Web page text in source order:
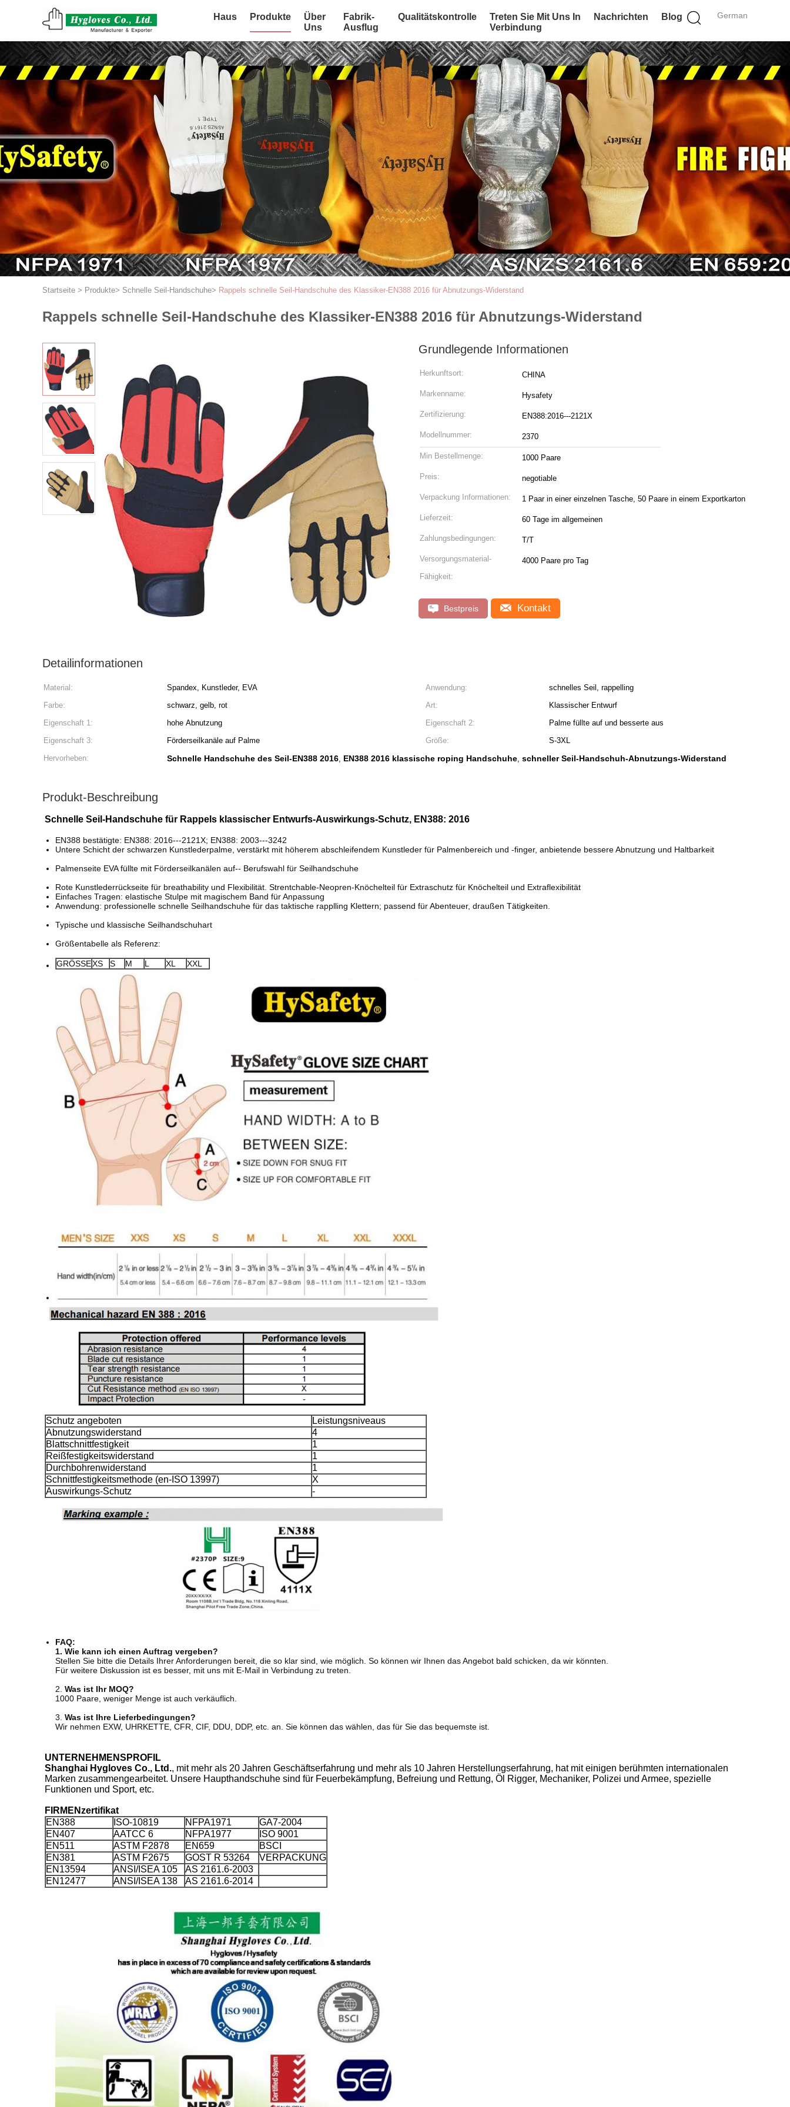
German
Haus Produkte
Über
Uns
Fabrik-
Ausflug
Qualitätskontrolle
Treten Sie Mit Uns In
Verbindung
Nachrichten Blog
Startseite > Produkte> Schnelle Seil-Handschuhe> Rappels schnelle Seil-Handschuhe des Klassiker-EN388 2016 für Abnutzungs-Widerstand
Rappels schnelle Seil-Handschuhe des Klassiker-EN388 2016 für Abnutzungs-Widerstand
Grundlegende Informationen
Herkunftsort: CHINA
Markenname: Hysafety
Zertifizierung: EN388:2016---2121X
Modellnummer: 2370
Min Bestellmenge: 1000 Paare
Preis: negotiable
Verpackung Informationen: 1 Paar in einer einzelnen Tasche, 50 Paare in einem Exportkarton
Lieferzeit: 60 Tage im allgemeinen
Zahlungsbedingungen: T/T
Versorgungsmaterial-
Fähigkeit:
4000 Paare pro Tag
Bestpreis Kontakt
Detailinformationen
Material: Spandex, Kunstleder, EVA Anwendung:
schnelles Seil, rappelling
Farbe:
schwarz, gelb, rot Art:
Klassischer Entwurf
Eigenschaft 1:
hohe Abnutzung Eigenschaft 2:
Palme füllte auf und besserte aus
Eigenschaft 3:
Förderseilkanäle auf Palme Größe:
S-3XL
Hervorheben:
Schnelle Handschuhe des Seil-EN388 2016, EN388 2016 klassische roping Handschuhe, schneller Seil-Handschuh-Abnutzungs-Widerstand
Produkt-Beschreibung
Schnelle Seil-Handschuhe für Rappels klassischer Entwurfs-Auswirkungs-Schutz, EN388: 2016
EN388 bestätigte: EN388: 2016---2121X; EN388: 2003---3242
Untere Schicht der schwarzen Kunstlederpalme, verstärkt mit höherem abschleifendem Kunstleder für Palmenbereich und -finger, anbietende bessere Abnutzung und Haltbarkeit
Palmenseite EVA füllte mit Förderseilkanälen auf-- Berufswahl für Seilhandschuhe
Rote Kunstlederrückseite für breathability und Flexibilität. Strentchable-Neopren-Knöchelteil für Extraschutz für Knöchelteil und Extraflexibilität
Einfaches Tragen: elastische Stulpe mit magischem Band für Anpassung
Anwendung: professionelle schnelle Seilhandschuhe für das taktische rapplling Klettern; passend für Abenteuer, draußen Tätigkeiten.
Typische und klassische Seilhandschuhart
Größentabelle als Referenz:
GRÖSSEXS S M L XL XXL
Schutz angeboten
Leistungsniveaus
Abnutzungswiderstand
4
Blattschnittfestigkeit
1
Reißfestigkeitswiderstand
1
Durchbohrenwiderstand
1
Schnittfestigkeitsmethode (en-ISO 13997)
X
Auswirkungs-Schutz
-
FAQ:
1. Wie kann ich einen Auftrag vergeben?
Stellen Sie bitte die Details Ihrer Anforderungen bereit, die so klar sind, wie möglich. So können wir Ihnen das Angebot bald schicken, da wir könnten.
Für weitere Diskussion ist es besser, mit uns mit E-Mail in Verbindung zu treten.
2. Was ist Ihr MOQ?
1000 Paare, weniger Menge ist auch verkäuflich.
3. Was ist Ihre Lieferbedingungen?
Wir nehmen EXW, UHRKETTE, CFR, CIF, DDU, DDP, etc. an. Sie können das wählen, das für Sie das bequemste ist.
UNTERNEHMENSPROFIL
Shanghai Hygloves Co., Ltd., mit mehr als 20 Jahren Geschäftserfahrung und mehr als 10 Jahren Herstellungserfahrung, hat mit einigen berühmten internationalen
Marken zusammengearbeitet. Unsere Haupthandschuhe sind für Feuerbekämpfung, Befreiung und Rettung, Öl Rigger, Mechaniker, Polizei und Armee, spezielle
Funktionen und Sport, etc.
FIRMENzertifikat
EN388
ISO-10819 NFPA1971
GA7-2004
EN407
AATCC 6 NFPA1977
ISO 9001
EN511
ASTM F2878 EN659
BSCI
EN381
ASTM F2675 GOST R 53264
VERPACKUNG
EN13594
ANSI/ISEA 105
AS 2161.6-2003
EN12477
ANSI/ISEA 138 AS 2161.6-2014